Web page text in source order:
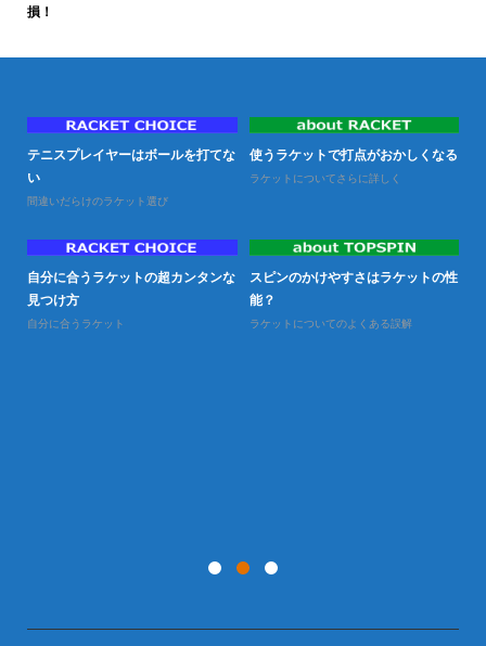
損！
テニスプレイヤーはボールを打てな
い
間違いだらけのラケット選び
使うラケットで打点がおかしくなる
ラケットについてさらに詳しく
自分に合うラケットの超カンタンな
見つけ方
自分に合うラケット
スピンのかけやすさはラケットの性
能？
ラケットについてのよくある誤解